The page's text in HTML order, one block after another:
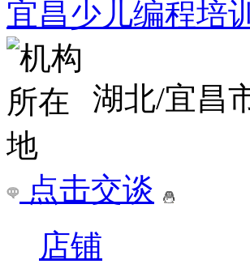
宜昌少儿编程培
湖北/宜昌
点击交谈
店铺